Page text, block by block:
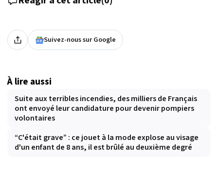
Suivez-nous sur Google
À lire aussi
Suite aux terribles incendies, des milliers de Français
ont envoyé leur candidature pour devenir pompiers
volontaires
“C'était grave” : ce jouet à la mode explose au visage
d'un enfant de 8 ans, il est brûlé au deuxième degré